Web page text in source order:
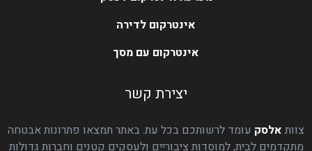
אינטרקום לדירה
אינטרקום עם מסך
יצירת קשר
צוות אלסק עומד לרשותכם בכל עת. באתר תמצאו פתרונות אבטחה
מתקדמים לבית, למוסדות ציבוריים ולעסקים קטנים וחברות גדולות